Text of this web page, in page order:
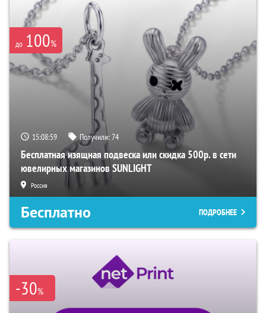
до 100%
15:08:58 Получили:74
Бесплатная изящная подвеска или скидка 500р. в сети
ювелирных магазинов SUNLIGHT
Россия
Бесплатно ПОДРОБНЕЕ
-30%